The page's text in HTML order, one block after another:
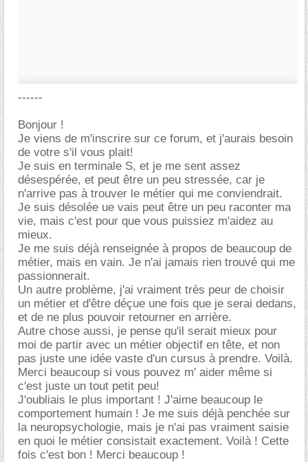
------
Bonjour !
Je viens de m'inscrire sur ce forum, et j'aurais besoin
de votre s'il vous plait!
Je suis en terminale S, et je me sent assez
désespérée, et peut être un peu stressée, car je
n'arrive pas à trouver le métier qui me conviendrait.
Je suis désolée ue vais peut être un peu raconter ma
vie, mais c'est pour que vous puissiez m'aidez au
mieux.
Je me suis déjà renseignée à propos de beaucoup de
métier, mais en vain. Je n'ai jamais rien trouvé qui me
passionnerait.
Un autre problème, j'ai vraiment très peur de choisir
un métier et d'être déçue une fois que je serai dedans,
et de ne plus pouvoir retourner en arrière.
Autre chose aussi, je pense qu'il serait mieux pour
moi de partir avec un métier objectif en tête, et non
pas juste une idée vaste d'un cursus à prendre. Voilà.
Merci beaucoup si vous pouvez m' aider même si
c'est juste un tout petit peu!
J'oubliais le plus important ! J'aime beaucoup le
comportement humain ! Je me suis déjà penchée sur
la neuropsychologie, mais je n'ai pas vraiment saisie
en quoi le métier consistait exactement. Voilà ! Cette
fois c'est bon ! Merci beaucoup !